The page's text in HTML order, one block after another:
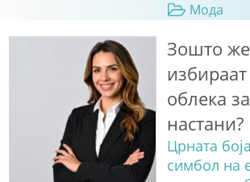
Мода
Зошто
облека
настани?
Црната
симбол на